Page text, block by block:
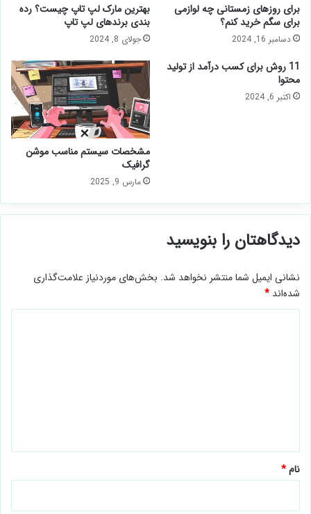
برای روزهای زمستانی چه لوازمی
برای سگم خرید کنم؟
دسامبر 16, 2024
بهترین مارک لپ تاپ چیست؟ رده
بندی برندهای لپ تاپ
جولای 8, 2024
11 روش برای کسب درآمد از تولید
محتوا
اکتبر 6, 2024
مشخصات سیستم مناسب موشن
گرافیک
مارس 9, 2025
دیدگاهتان را بنویسید
نشانی ایمیل شما منتشر نخواهد شد. بخش‌های موردنیاز علامت‌گذاری
شده‌اند *
نام*